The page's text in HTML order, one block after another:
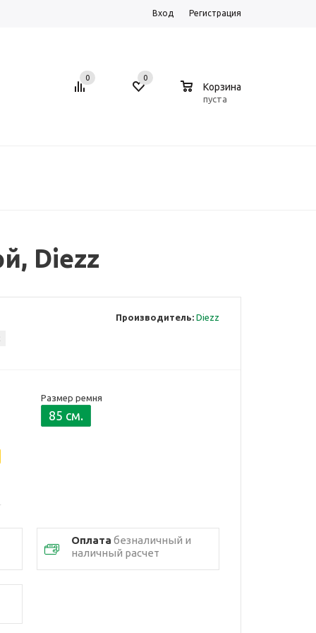
Вход Регистрация
0 0
Корзина
пуста
Diezz
Производитель: Diezz
Размер ремня
85 см.
Оплата безналичный и
наличный расчет